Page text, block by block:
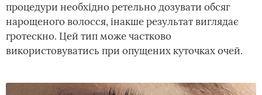
процедури необхідно ретельно дозувати обсяг
нарощеного волосся, інакше результат виглядає
гротескно. Цей тип може частково
використовуватись при опущених куточках очей.